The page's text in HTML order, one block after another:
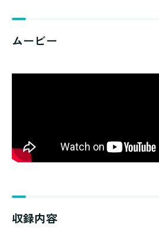
ムービー
収録内容